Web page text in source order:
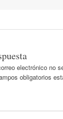
electrónico no
obligatorios